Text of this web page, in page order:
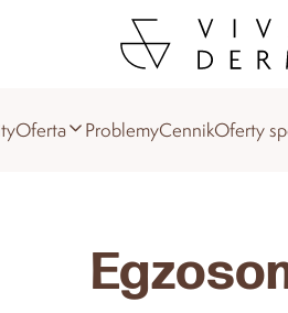
Oferta ProblemyCennikOferty